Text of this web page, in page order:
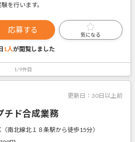
を行います。
応募する
気になる
1人が閲覧しました
1/9件目
更新日： 30日以上前
チド合成業務
南北線北１８条駅から徒歩15分）